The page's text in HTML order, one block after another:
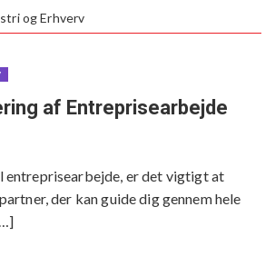
og Erhverv
af Entreprisearbejde
entreprisearbejde, er det vigtigt at
der kan guide dig gennem hele